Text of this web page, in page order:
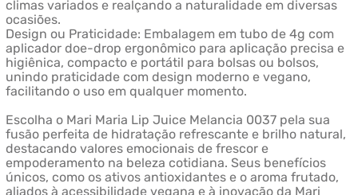
climas variados e realçando a naturalidade em diversas
ocasiões.
Design ou Praticidade: Embalagem em tubo de 4g com
aplicador doe-drop ergonômico para aplicação precisa e
higiênica, compacto e portátil para bolsas ou bolsos,
unindo praticidade com design moderno e vegano,
facilitando o uso em qualquer momento.
Escolha o Mari Maria Lip Juice Melancia 0037 pela sua
fusão perfeita de hidratação refrescante e brilho natural,
destacando valores emocionais de frescor e
empoderamento na beleza cotidiana. Seus benefícios
únicos, como os ativos antioxidantes e o aroma frutado,
aliados à acessibilidade vegana e à inovação da Mari